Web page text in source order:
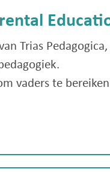
Trias
vaders te